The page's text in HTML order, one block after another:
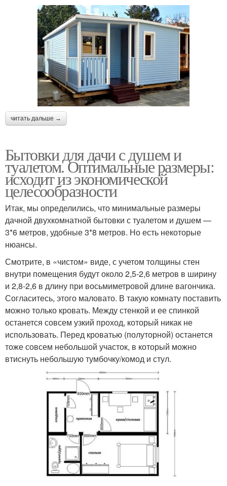
Двухкомнатные
бытовки
Бытовка для
круглогодичного
проживания
Блок-контейнер с
туалетом
читать дальше →
Бытовки для дачи с душем и
туалетом. Оптимальные размеры:
исходит из экономической
целесообразности
Итак, мы определились, что минимальные размеры
дачной двухкомнатной бытовки с туалетом и душем —
3*6 метров, удобные 3*8 метров. Но есть некоторые
нюансы.
Смотрите, в «чистом» виде, с учетом толщины стен
внутри помещения будут около 2,5-2,6 метров в ширину
и 2,8-2,6 в длину при восьмиметровой длине вагончика.
Согласитесь, этого маловато. В такую комнату поставить
можно только кровать. Между стенкой и ее спинкой
останется совсем узкий проход, который никак не
использовать. Перед кроватью (полуторной) останется
тоже совсем небольшой участок, в который можно
втиснуть небольшую тумбочку/комод и стул.